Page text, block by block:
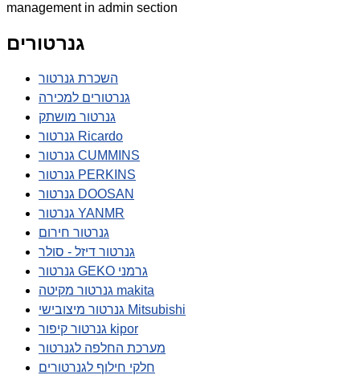
management in admin section
גנרטורים
השכרת גנרטור
גנרטורים למכירה
גנרטור מושתק
גנרטור Ricardo
גנרטור CUMMINS
גנרטור PERKINS
גנרטור DOOSAN
גנרטור YANMR
גנרטור חירום
גנרטור דיזל - סולר
גנרטור GEKO גרמני
גנרטור מקיטה makita
גנרטור מיצובישי Mitsubishi
גנרטור קיפור kipor
מערכת החלפה לגנרטור
חלקי חילוף לגנרטורים